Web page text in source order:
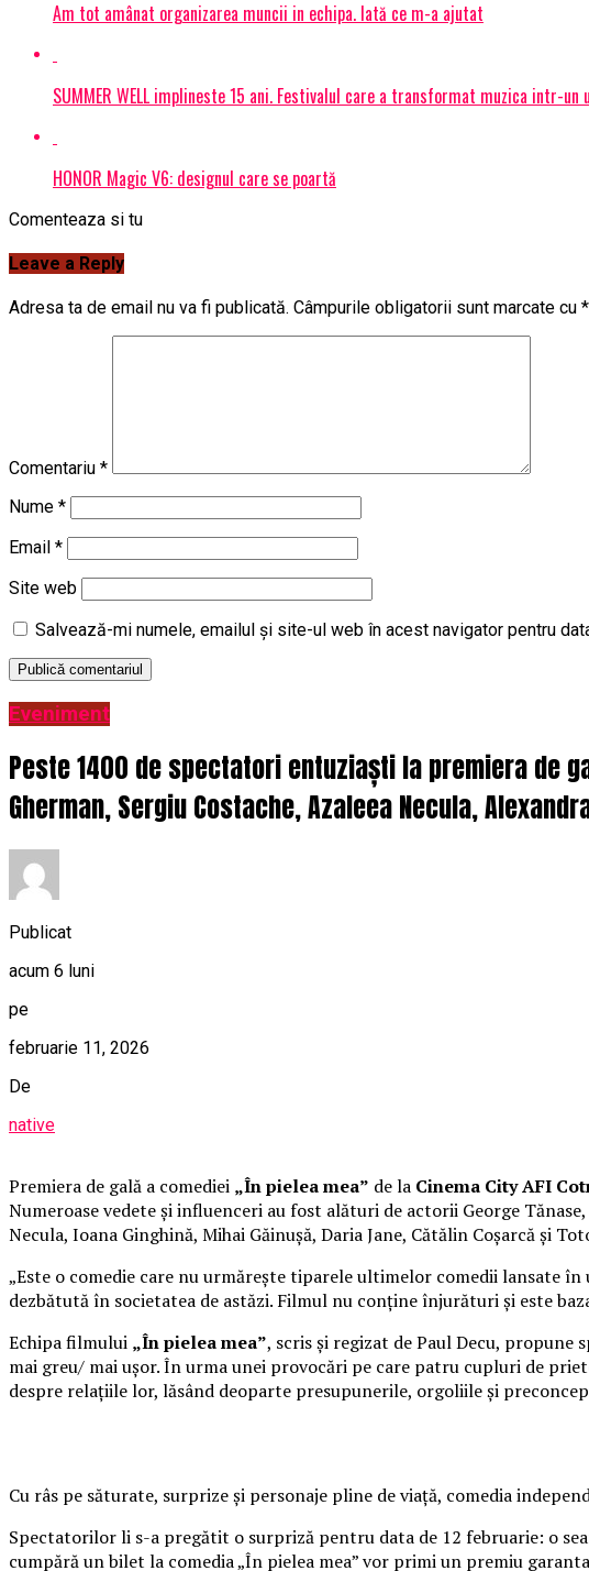
Am tot amânat organizarea muncii in echipa. Iată ce m-a ajutat
SUMMER WELL implineste 15 ani. Festivalul care a transformat muzica intr-
HONOR Magic V6: designul care se poartă
Comenteaza si tu
Leave a Reply
Adresa ta de email nu va fi publicată. Câmpurile obligatorii sunt marcate cu *
Comentariu *
Nume *
Email *
Site web
Salvează-mi numele, emailul și site-ul web în acest navigator pentru
Eveniment
Peste 1400 de spectatori entuziaști la premiera de
Gherman, Sergiu Costache, Azaleea Necula,
Publicat
acum 6 luni
pe
februarie 11, 2026
De
native
Premiera de gală a comediei „În pielea mea” de la Cinema City AFI
Numeroase vedete și influenceri au fost alături de actorii George
Necula, Ioana Ginghină, Mihai Găinușă, Daria Jane, Cătălin Coșarcă și
„Este o comedie care nu urmărește tiparele ultimelor comedii lansate
dezbătută în societatea de astăzi. Filmul nu conține înjurături și este
Echipa filmului „În pielea mea”, scris și regizat de Paul Decu,
mai greu/ mai ușor. În urma unei provocări pe care patru cupluri de
despre relațiile lor, lăsând deoparte presupunerile, orgoliile și
Cu râs pe săturate, surprize și personaje pline de viață, comedia
Spectatorilor li s-a pregătit o surpriză pentru data de 12 februarie: o
cumpără un bilet la comedia „În pielea mea” vor primi un premiu